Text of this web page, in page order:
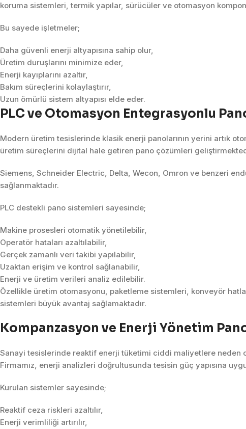
koruma sistemleri, termik yapılar, sürücüler ve otomasyon
Bu sayede işletmeler;
Daha güvenli enerji altyapısına sahip olur,
Üretim duruşlarını minimize eder,
Enerji kayıplarını azaltır,
Bakım süreçlerini kolaylaştırır,
Uzun ömürlü sistem altyapısı elde eder.
PLC ve Otomasyon Entegrasyonlu
Modern üretim tesislerinde klasik enerji panolarının yerini artık
üretim süreçlerini dijital hale getiren pano çözümleri
Siemens, Schneider Electric, Delta, Wecon, Omron ve benzeri
sağlanmaktadır.
PLC destekli pano sistemleri sayesinde;
Makine prosesleri otomatik yönetilebilir,
Operatör hataları azaltılabilir,
Gerçek zamanlı veri takibi yapılabilir,
Uzaktan erişim ve kontrol sağlanabilir,
Enerji ve üretim verileri analiz edilebilir.
Özellikle üretim otomasyonu, paketleme sistemleri, konveyör
sistemleri büyük avantaj sağlamaktadır.
Kompanzasyon ve Enerji Yönetim
Sanayi tesislerinde reaktif enerji tüketimi ciddi maliyetlere neden
Firmamız, enerji analizleri doğrultusunda tesisin güç yapısına
Kurulan sistemler sayesinde;
Reaktif ceza riskleri azaltılır,
Enerji verimliliği artırılır,